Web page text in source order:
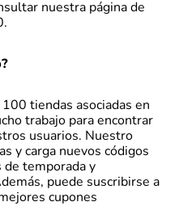
nuestra página de
.
tiendas asociadas en
trabajo para encontrar
usuarios. Nuestro
y carga nuevos códigos
de temporada y
puede suscribirse a
cupones